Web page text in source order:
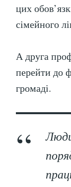
цих
сімейного
А друга
перейти до
громаді.